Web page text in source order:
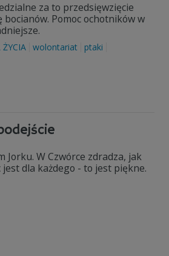
za to przedsięwzięcie
Pomoc ochotników w
ŻYCIA wolontariat
ptaki
Jorku. W Czwórce zdradza, jak
dla każdego - to jest piękne.